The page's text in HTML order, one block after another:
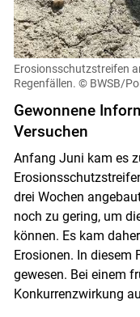
Erosionsschutzstreifen
Regenfällen. © BWSB/
Gewonnene
Versuchen
Anfang Juni kam es
drei Wochen
noch zu gering, um
können. Es kam
Erosionen. In diesem
gewesen. Bei einem
Konkurrenzwirkung